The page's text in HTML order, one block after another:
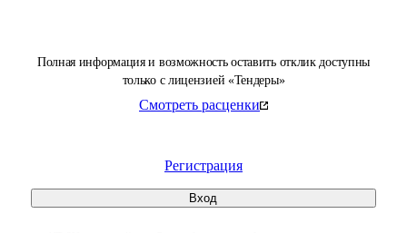
Полная информация и возможность оставить отклик доступны
только с лицензией «Тендеры»
Смотреть расценки
Регистрация
Вход